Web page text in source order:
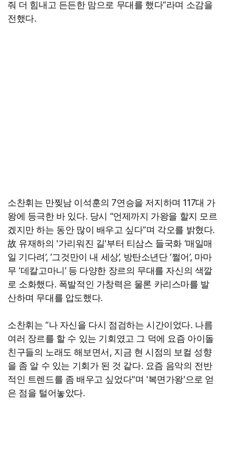
줘 더 힘내고 든든한 맘으로 무대를 했다”라며 소감을
전했다.
소찬휘는 만찢남 이석훈의 7연승을 저지하며 117대 가
왕에 등극한 바 있다. 당시 “언제까지 가왕을 할지 모르
겠지만 하는 동안 많이 배우고 싶다”며 각오를 밝혔다.
故 유재하의 '가리워진 길'부터 티삼스 들국화 ‘매일매
일 기다려’, ‘그것만이 내 세상’, 방탄소년단 ‘쩔어’, 마마
무 ‘데칼고마니’ 등 다양한 장르의 무대를 자신의 색깔
로 소화했다. 폭발적인 가창력은 물론 카리스마를 발
산하며 무대를 압도했다.
소찬휘는 “나 자신을 다시 점검하는 시간이었다. 나름
여러 장르를 할 수 있는 기회였고 그 덕에 요즘 아이돌
친구들의 노래도 해보면서, 지금 현 시점의 보컬 성향
을 좀 알 수 있는 기회가 된 것 같다. 요즘 음악의 전반
적인 트렌드를 좀 배우고 싶었다"며 '복면가왕'으로 얻
은 점을 털어놓았다.